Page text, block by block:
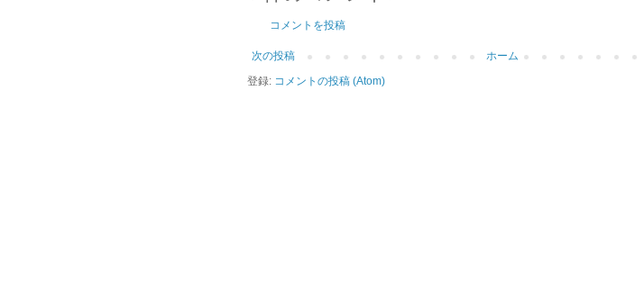
コメントを投稿
次の投稿
ホーム
登録: コメントの投稿 (Atom)